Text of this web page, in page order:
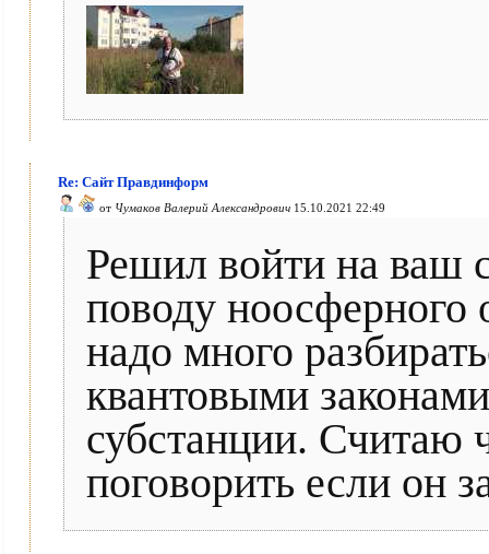
Re: Сайт Правдинформ
от Чумаков Валерий Александрович 15.10.2021 22:49
Решил войти на ваш
поводу
надо много
квантовыми
субстанции. Считаю
поговорить если он